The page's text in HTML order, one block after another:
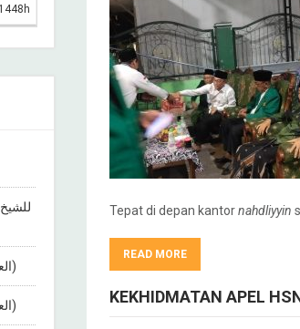
HIKMAH KE-17 AL-HIKAM (العطائية)
HIKMAH KE-17 AL-HIKAM (العطائية)
Tepat di depan kantornahdliyyin
READ MORE
KEKHIDMATAN APEL